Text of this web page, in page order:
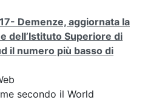
Demenze, aggiornata la
dell’Istituto Superiore di
il numero più basso di
secondo il World